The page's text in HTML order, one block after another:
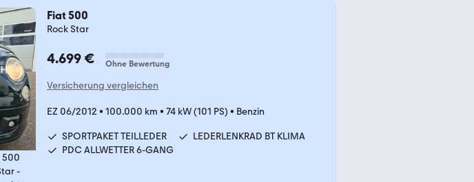
Fiat 500
Rock Star
4.699 € Ohne Bewertung
Versicherung vergleichen
EZ 06/2012 • 100.000 km • 74 kW (101 PS) • Benzin
SPORTPAKET TEILLEDER
LEDERLENKRAD BT KLIMA
PDC ALLWETTER 6-GANG